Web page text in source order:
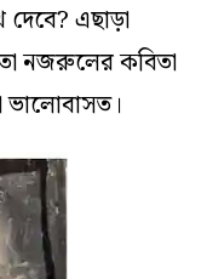
দেবে?এছাড়া
নজরুলেরকবিতা
ভালোবাসত।